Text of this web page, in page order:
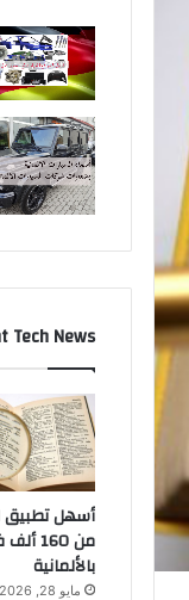
Tech News
أسهل تطبيق
من 160
بالألمانية
مايو 28, 2026